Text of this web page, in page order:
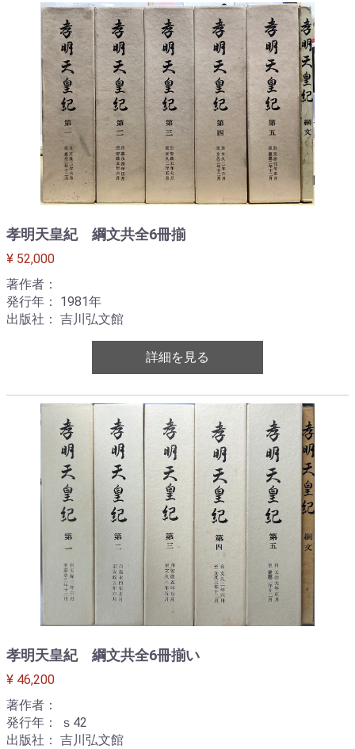
孝明天皇紀 綱文共全6冊揃
¥ 52,000
著作者：
発行年： 1981年
出版社： 吉川弘文館
詳細を見る
孝明天皇紀 綱文共全6冊揃い
¥ 46,200
著作者：
発行年： ｓ42
出版社： 吉川弘文館